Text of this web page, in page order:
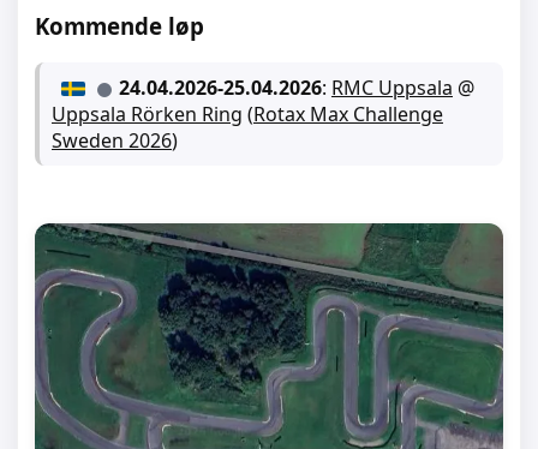
Kommende løp
24.04.2026-25.04.2026: RMC Uppsala @
Uppsala Rörken Ring (Rotax Max Challenge
Sweden 2026)